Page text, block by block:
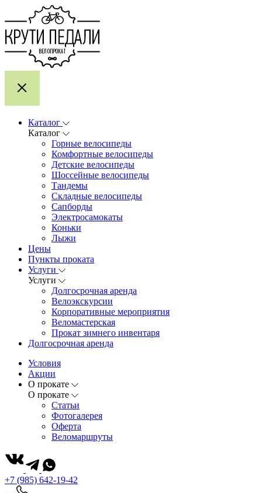
Каталог
Каталог
Горные велосипеды
Комфортные велосипеды
Детские велосипеды
Шоссейные велосипеды
Тандемы
Складные велосипеды
Сапборды
Электросамокаты
Коньки
Лыжи
Цены
Пункты проката
Услуги
Услуги
Долгосрочная аренда
Велоэкскурсии
Корпоративные мероприятия
Веломастерская
Прокат зимнего инвентаря
Долгосрочная аренда
Условия
Акции
О прокате
О прокате
Статьи
Фотогалерея
Оферта
Веломаршруты
+7 (985) 642-19-42